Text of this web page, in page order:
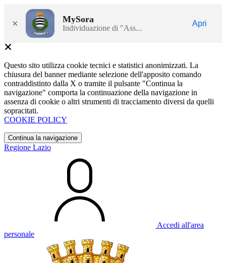
× MySora
Individuazione di "Ass...
Apri
Questo sito utilizza cookie tecnici e statistici anonimizzati. La
chiusura del banner mediante selezione dell'apposito comando
contraddistinto dalla X o tramite il pulsante "Continua la
navigazione" comporta la continuazione della navigazione in
assenza di cookie o altri strumenti di tracciamento diversi da quelli
sopracitati.
COOKIE POLICY
Continua la navigazione
Regione Lazio
Accedi all'area
personale